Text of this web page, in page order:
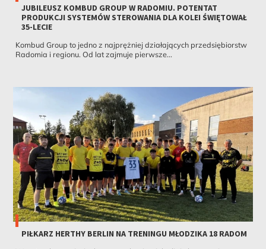
JUBILEUSZ KOMBUD GROUP W RADOMIU. POTENTAT
PRODUKCJI SYSTEMÓW STEROWANIA DLA KOLEI ŚWIĘTOWAŁ
35-LECIE
Kombud Group to jedno z najprężniej działających przedsiębiorstw
Radomia i regionu. Od lat zajmuje pierwsze...
PIŁKARZ HERTHY BERLIN NA TRENINGU MŁODZIKA 18 RADOM